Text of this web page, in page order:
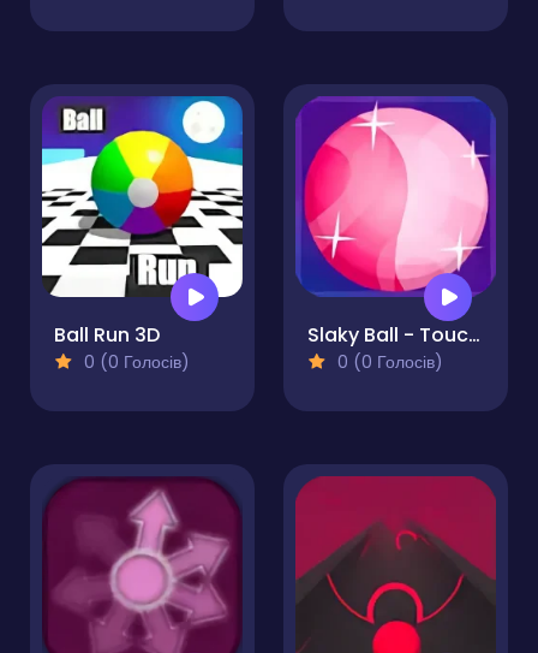
Ball Run 3D
0 (0 Голосів)
Slaky Ball - Touch Ball Game
0 (0 Голосів)